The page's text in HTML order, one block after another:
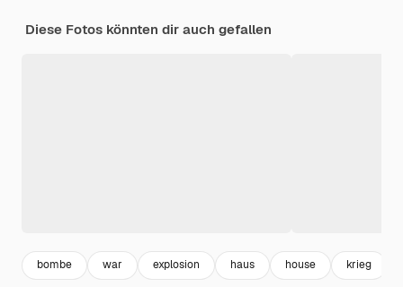
Diese Fotos könnten dir auch gefallen
bombe war explosion haus house krieg